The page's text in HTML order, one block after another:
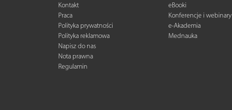
Kontakt
Praca
Polityka prywatności
Polityka reklamowa
Napisz do nas
Nota prawna
Regulamin
eBooki
Konferencje i webinary
e-Akademia
Mednauka